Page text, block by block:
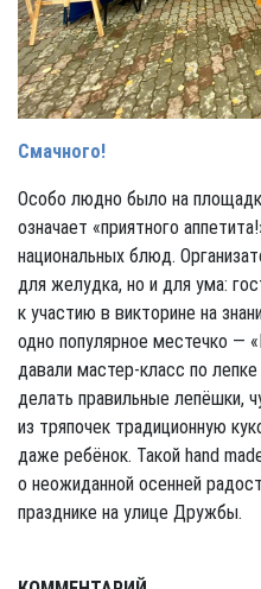
Смачного!
Особо людно было на
означает «приятного
национальных блюд.
для желудка, но и для ума:
к участию в викторине на
одно популярное местечко —
давали мастер-класс по лепке
делать правильные лепёшки,
из тряпочек традиционную
даже ребёнок. Такой hand
о неожиданной осенней
празднике на улице Дружбы.